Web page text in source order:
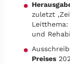
zuletzt
Leitthema:
und
Preises